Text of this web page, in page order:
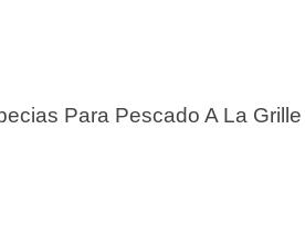
Para Pescado A La